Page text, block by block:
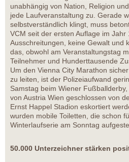
unabhängig von Nation, Religion
jede Laufveranstaltung zu. Gerade
selbstverständlich klingt, muss
VCM seit der ersten Auflage im Jahr
Ausschreitungen, keine Gewalt und
das, obwohl am Veranstaltungstag
Teilnehmer und Hunderttausende
Um den Vienna City Marathon
zu leiten, ist der Polizeiaufwand
Samstag beim Wiener
von Austria Wien geschlossen von
Ernst Happel Stadion eskortiert
wurden mobile Toiletten, die schon
Winterlaufserie am Sonntag
50.000 Unterzeichner stärken